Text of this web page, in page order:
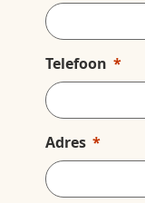
Telefoon
Adres